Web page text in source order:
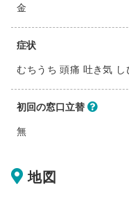
金
症状
むちうち 頭痛 吐き気
初回の窓口立替
無
地図